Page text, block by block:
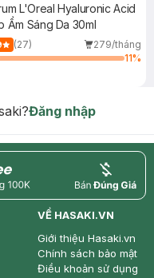
L'Oreal Hyaluronic Acid
Ẩm Sáng Da 30ml
(27)
279/tháng
11%
Đăng nhập
price
VỀ HASAKI.VN
Giới thiệu Hasaki.vn
Chính sách bảo mật
Điều khoản sử dụng